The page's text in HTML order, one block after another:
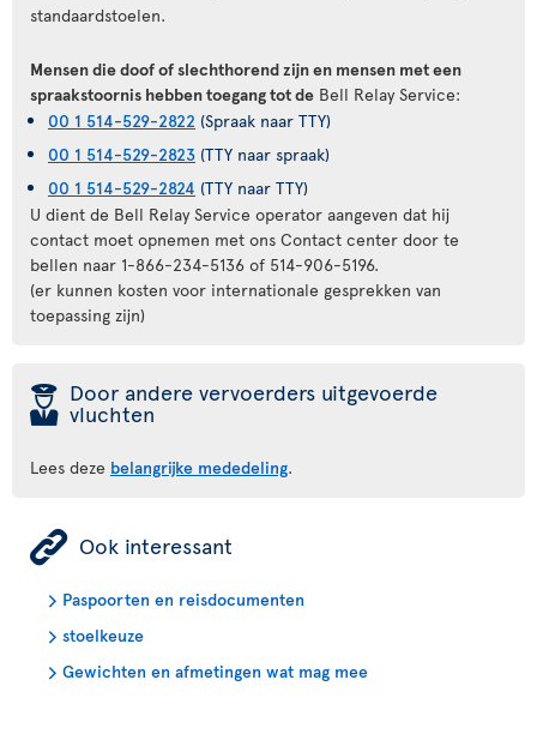
standaardstoelen.
Mensen die doof of slechthorend zijn en mensen met een
spraakstoornis hebben toegang tot de Bell Relay Service:
00 1 514-529-2822 (Spraak naar TTY)
00 1 514-529-2823 (TTY naar spraak)
00 1 514-529-2824 (TTY naar TTY)
U dient de Bell Relay Service operator aangeven dat hij
contact moet opnemen met ons Contact center door te
bellen naar 1-866-234-5136 of 514-906-5196.
(er kunnen kosten voor internationale gesprekken van
toepassing zijn)
þ Door andere vervoerders uitgevoerde
vluchten
Lees deze belangrijke mededeling.
ÿ Ook interessant
Paspoorten en reisdocumenten
stoelkeuze
Gewichten en afmetingen wat mag mee